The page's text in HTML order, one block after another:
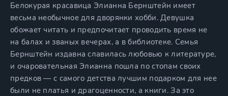
Белокурая красавица Элианна Бернштейн имеет
весьма необычное для дворянки хобби. Девушка
обожает читать и предпочитает проводить время не
на балах и званых вечерах, а в библиотеке. Семья
Бернштейн издавна славилась любовью к литературе,
и очаровательная Элианна пошла по стопам своих
предков — с самого детства лучшим подарком для нее
были не платья и драгоценности, а книги. За это